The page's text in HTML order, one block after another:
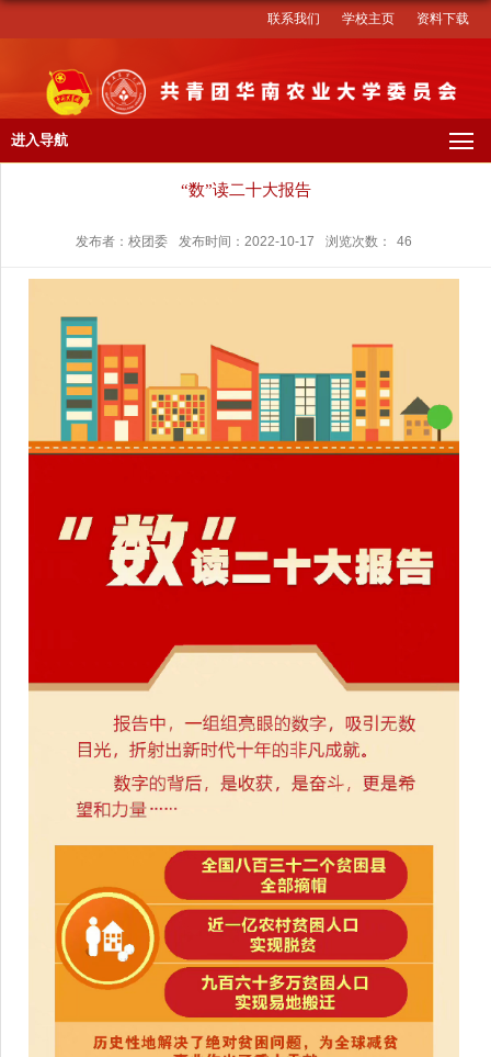
资料下载
学校主页
联系我们
进入导航
“数”读二十大报告
发布者：校团委 发布时间：2022-10-17 浏览次数： 46